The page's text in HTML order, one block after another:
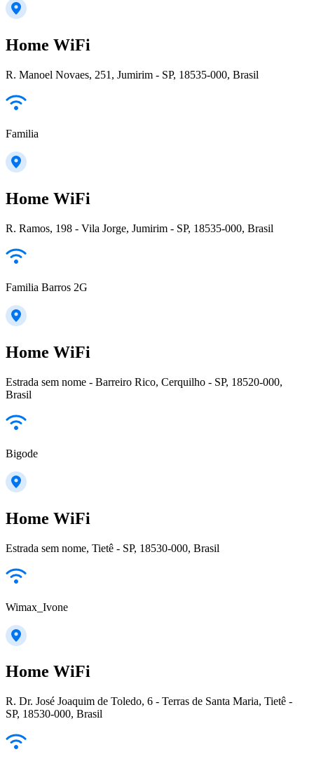
Home WiFi
R. Manoel Novaes, 251, Jumirim - SP, 18535-000, Brasil
Familia
Home WiFi
R. Ramos, 198 - Vila Jorge, Jumirim - SP, 18535-000, Brasil
Familia Barros 2G
Home WiFi
Estrada sem nome - Barreiro Rico, Cerquilho - SP, 18520-000,
Brasil
Bigode
Home WiFi
Estrada sem nome, Tietê - SP, 18530-000, Brasil
Wimax_Ivone
Home WiFi
R. Dr. José Joaquim de Toledo, 6 - Terras de Santa Maria, Tietê -
SP, 18530-000, Brasil